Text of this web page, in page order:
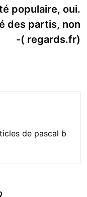
populaire, oui.
des partis, non
-( regards.fr)
de pascal b